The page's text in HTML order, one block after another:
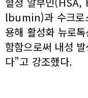
lbumin)과 수크
용해 활성화 뉴로
함함으로써 내성
다”고 강조했다.